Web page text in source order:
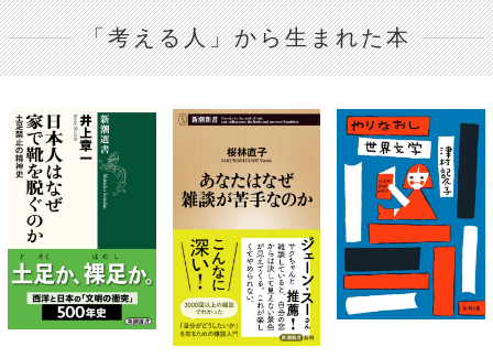
「考える人」から生まれた本